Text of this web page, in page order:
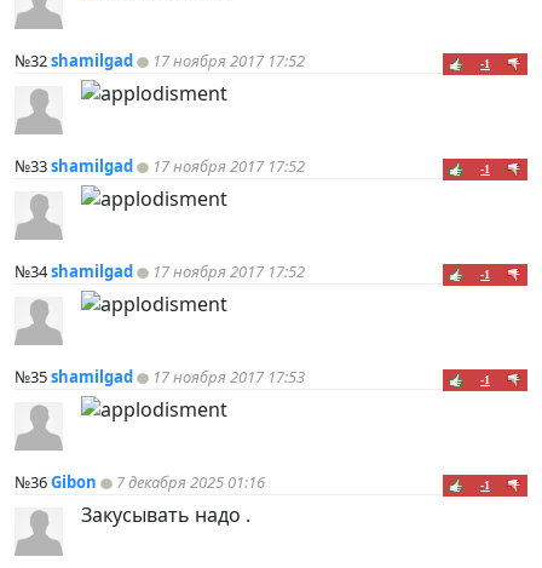
№32shamilgad 17 ноября 2017 17:52 -1
№33shamilgad 17 ноября 2017 17:52 -1
№34shamilgad 17 ноября 2017 17:52 -1
№35shamilgad 17 ноября 2017 17:53 -1
№36Gibon 7 декабря 2025 01:16 -1
Закусывать надо .